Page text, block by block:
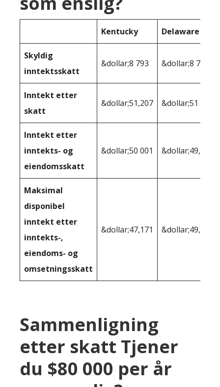
Kentucky Delaware
Skyldig
inntektsskatt
&dollar;8 793 &dollar;8 725
Inntekt etter
skatt
&dollar;51,207 &dollar;51 275
Inntekt etter
inntekts- og
eiendomsskatt
&dollar;50 001 &dollar;49,511
Maksimal
disponibel
inntekt etter
inntekts-,
eiendoms- og
omsetningsskatt
&dollar;47,171 &dollar;49,511
Sammenligning
etter skatt Tjener
du $80 000 per år